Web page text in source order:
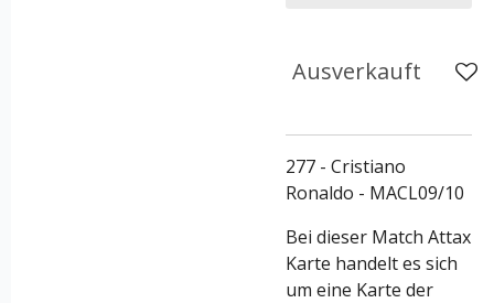
Ausverkauft
277 - Cristiano
Ronaldo - MACL09/10
Bei dieser Match Attax
Karte handelt es sich
um eine Karte der